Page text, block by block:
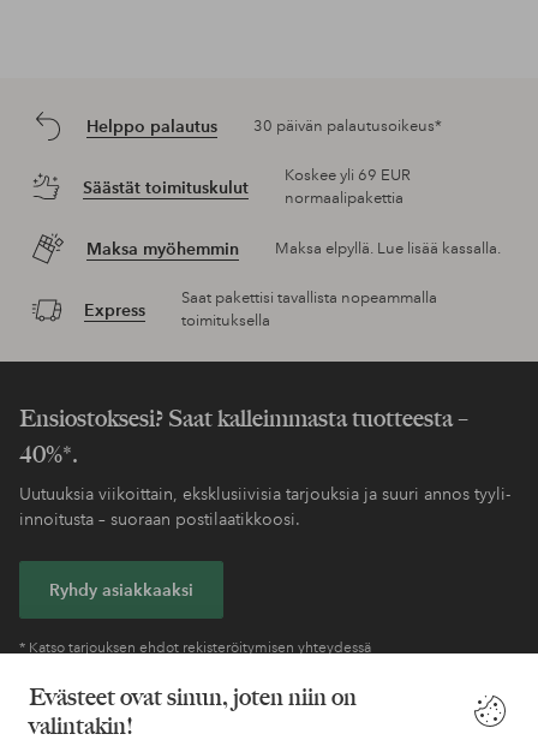
Evästeet ovat sinun, joten niin on
valintakin!
Helppo palautus 30 päivän palautusoikeus*
Säästät toimituskulut
Koskee yli 69 EUR
normaalipakettia
Maksa myöhemmin Maksa elpyllä. Lue lisää kassalla.
Express
Saat pakettisi tavallista nopeammalla
toimituksella
Ensiostoksesi? Saat kalleimmasta tuotteesta –
40%*.
Uutuuksia viikoittain, eksklusiivisia tarjouksia ja suuri annos tyyli-
innoitusta – suoraan postilaatikkoosi.
Ryhdy asiakkaaksi
* Katso tarjouksen ehdot rekisteröitymisen yhteydessä
Tarvitsetko apua?